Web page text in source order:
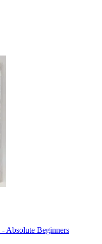
Absolute Beginners